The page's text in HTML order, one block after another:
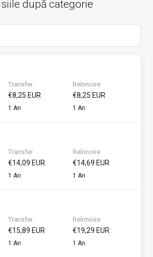
după categorie
Transfer
€8,25 EUR
1 An
Reînnoire
€8,25 EUR
1 An
Transfer
€14,09 EUR
1 An
Reînnoire
€14,69 EUR
1 An
Transfer
€15,89 EUR
1 An
Reînnoire
€19,29 EUR
1 An